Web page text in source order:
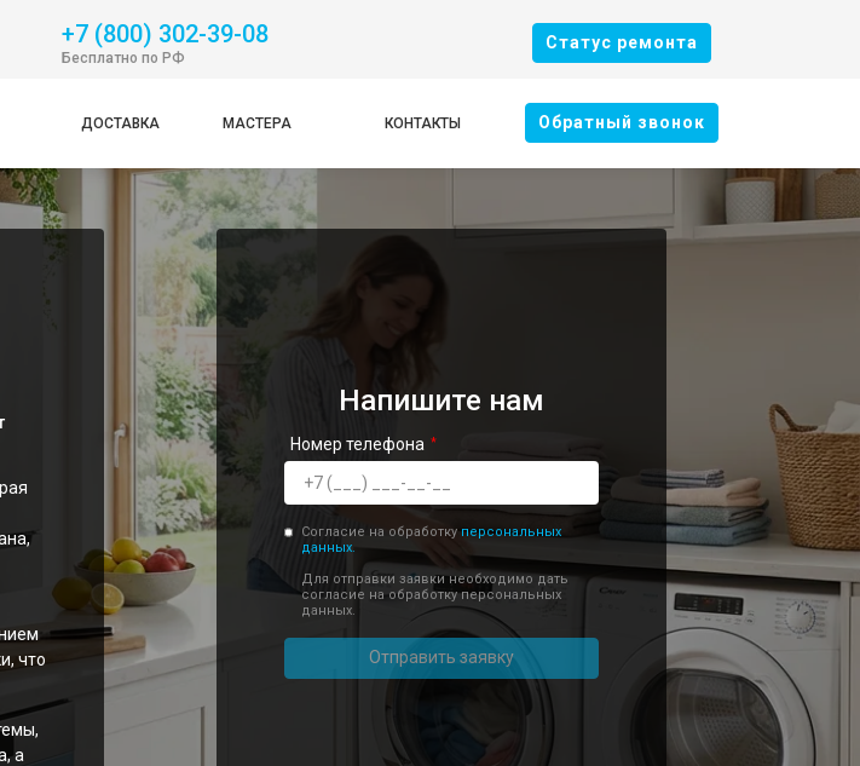
+7 (800) 302-39-08
Бесплатно по РФ
Cтатус ремонта
ДОСТАВКА МАСТЕРА КОНТАКТЫ Oбратный звонок
что
а
Напишите нам
Номер телефона
Согласие на обработку персональных
данных.
Для отправки заявки необходимо дать
согласие на обработку персональных
данных.
Отправить заявку